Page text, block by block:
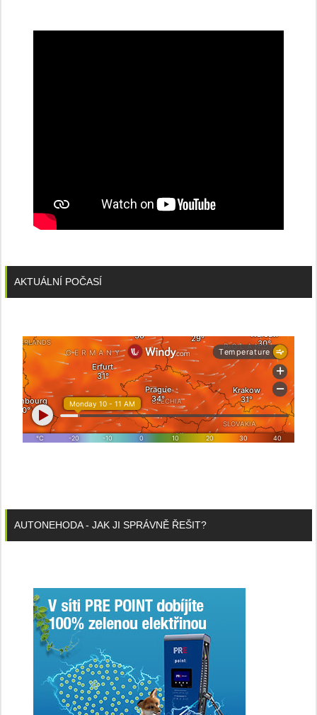
AKTUÁLNÍ POČASÍ
AUTONEHODA - JAK JI SPRÁVNĚ ŘEŠIT?